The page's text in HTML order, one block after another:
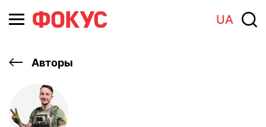
UA
Авторы